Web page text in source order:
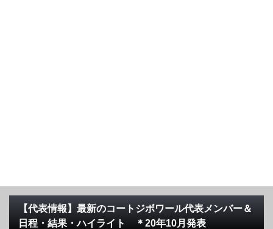
【代表情報】最新のコートジボワール代表メンバー＆
日程・結果・ハイライト ＊20年10月発表